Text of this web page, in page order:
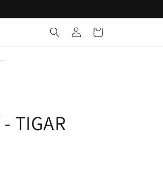
IdentifikohuShportë
TIGAR